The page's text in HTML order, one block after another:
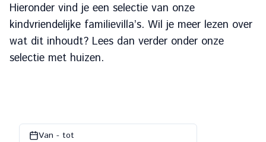
Hieronder vind je een selectie van onze
kindvriendelijke familievilla’s. Wil je meer lezen over
wat dit inhoudt? Lees dan verder onder onze
selectie met huizen.
Van - tot